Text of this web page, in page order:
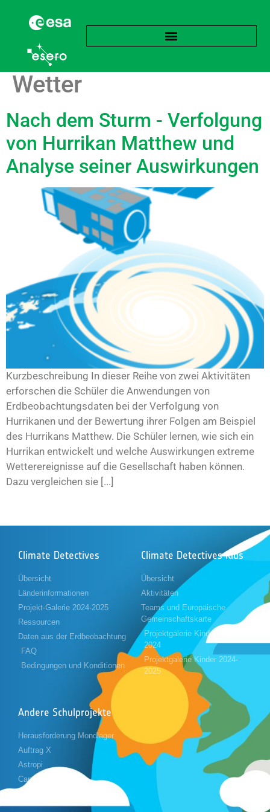
Schlagwort:Extremes
Wetter
Nach dem Sturm - Verfolgung
von Hurrikan Matthew und
Analyse seiner Auswirkungen
Kurzbeschreibung In dieser Reihe von zwei Aktivitäten
erforschen die Schüler die Anwendungen von
Erdbeobachtungsdaten bei der Verfolgung von
Hurrikanen und der Bewertung ihrer Folgen am Beispiel
des Hurrikans Matthew. Die Schüler lernen, wie sich ein
Hurrikan entwickelt und welche Auswirkungen extreme
Wetterereignisse auf die Gesellschaft haben können.
Dazu vergleichen sie [...]
Climate Detectives
Übersicht
Länderinformationen
Projekt-Galerie 2024-2025
Ressourcen
Daten aus der Erdbeobachtung
FAQ
Bedingungen und Konditionen
Climate Detectives Kids
Übersicht
Aktivitäten
Teams und Europäische
Gemeinschaftskarte
Projektgalerie Kinder 2023-
2024
Projektgalerie Kinder 2024-
2025
Andere Schulprojekte
Herausforderung Mondlager
Auftrag X
Astropi
Cansat